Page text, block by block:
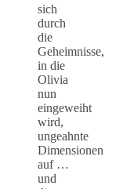
sich
durch
die
Geheimnisse,
in die
Olivia
nun
eingeweiht
wird,
ungeahnte
Dimensionen
auf …
und